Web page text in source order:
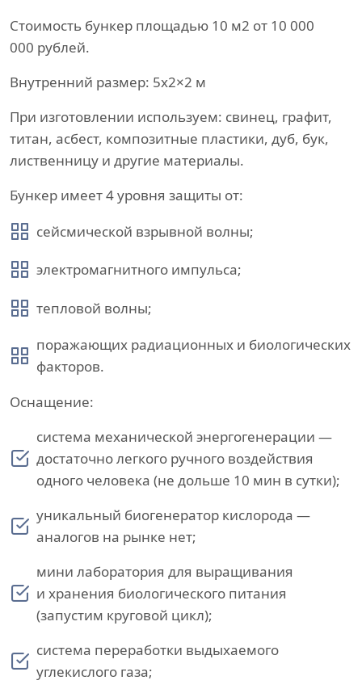
Стоимость бункер площадью 10 м2 от 10 000
000 рублей.
Внутренний размер: 5х2×2 м
При изготовлении используем: свинец, графит,
титан, асбест, композитные пластики, дуб, бук,
лиственницу и другие материалы.
Бункер имеет 4 уровня защиты от:
сейсмической взрывной волны;
электромагнитного импульса;
тепловой волны;
поражающих радиационных и биологических
факторов.
Оснащение:
система механической энергогенерации —
достаточно легкого ручного воздействия
одного человека (не дольше 10 мин в сутки);
уникальный биогенератор кислорода —
аналогов на рынке нет;
мини лаборатория для выращивания
и хранения биологического питания
(запустим круговой цикл);
система переработки выдыхаемого
углекислого газа;